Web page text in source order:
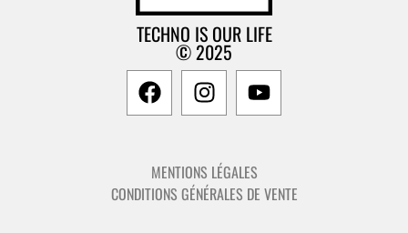
TECHNO IS OUR LIFE
© 2025
MENTIONS LÉGALES
CONDITIONS GÉNÉRALES DE VENTE